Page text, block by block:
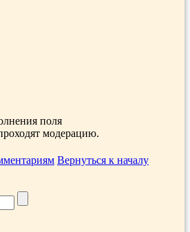
поля
модерацию.
Вернуться к началу